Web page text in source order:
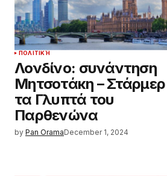
ΠΟΛΙΤΙΚΉ
Λονδίνο: συνάντηση
Μητσοτάκη – Στάρμερ
τα Γλυπτά του
Παρθενώνα
by Pan OramaDecember 1, 2024